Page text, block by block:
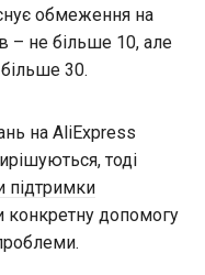
обмеження на
– не більше 10, але
30.
на AliExpress
тоді
підтримки
конкретну допомогу